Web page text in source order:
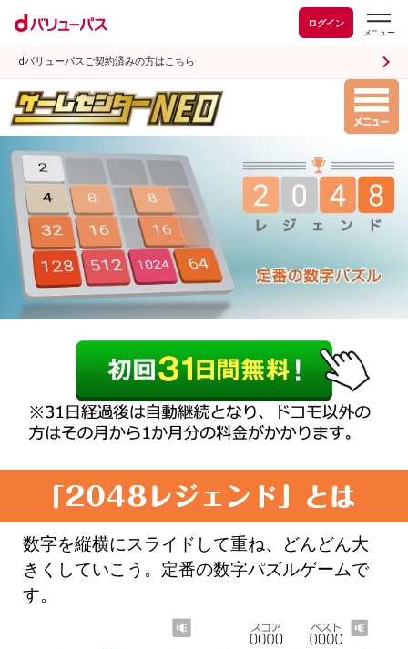
ログイン
dバリューパスご契約済みの方はこちら
数字を縦横にスライドして重ね、どんどん大
きくしていこう。定番の数字パズルゲームで
す。